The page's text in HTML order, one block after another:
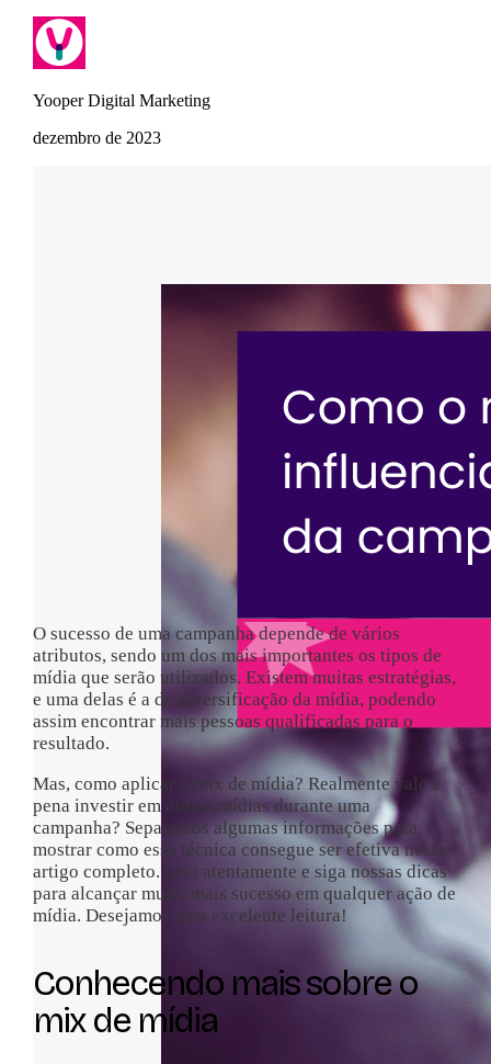
Yooper Digital Marketing
dezembro de 2023
O sucesso de uma campanha depende de vários
atributos, sendo um dos mais importantes os tipos de
mídia que serão utilizados. Existem muitas estratégias,
e uma delas é a de diversificação da mídia, podendo
assim encontrar mais pessoas qualificadas para o
resultado.
Mas, como aplicar o mix de mídia? Realmente vale a
pena investir em outras mídias durante uma
campanha? Separamos algumas informações para
mostrar como essa técnica consegue ser efetiva nesse
artigo completo. Leia atentamente e siga nossas dicas
para alcançar muito mais sucesso em qualquer ação de
mídia. Desejamos uma excelente leitura!
Conhecendo mais sobre o
mix de mídia